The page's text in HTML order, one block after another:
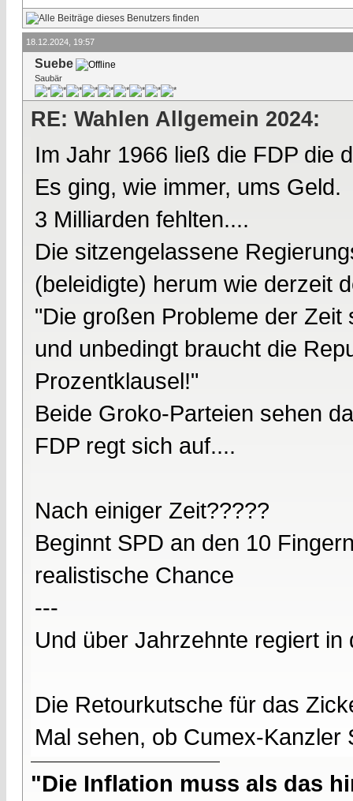
18.12.2024, 19:57
Suebe
Saubär
RE: Wahlen Allgemein 2024:
Im Jahr 1966 ließ die FDP die
Es ging, wie immer, ums Geld.
3 Milliarden fehlten....
Die sitzengelassene
(beleidigte) herum wie derzeit
"Die großen Probleme der
und unbedingt braucht die
Prozentklausel!"
Beide Groko-Parteien sehen
FDP regt sich auf....
Nach einiger Zeit?????
Beginnt SPD an den 10
realistische Chance
---
Und über Jahrzehnte regiert in
Die Retourkutsche für das
Mal sehen, ob Cumex-
"Die Inflation muss als das